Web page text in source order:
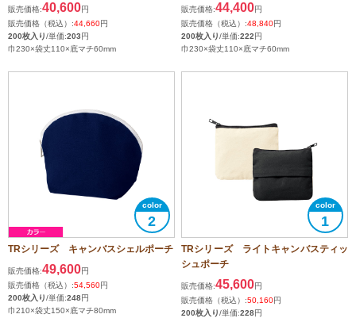
販売価格:40,600円
販売価格（税込）:44,660円
200枚入り/単価:203円
巾230×袋丈110×底マチ60mm
販売価格:44,400円
販売価格（税込）:48,840円
200枚入り/単価:222円
巾230×袋丈110×底マチ60mm
2
TRシリーズ キャンバスシェルポーチ
販売価格:49,600円
販売価格（税込）:54,560円
200枚入り/単価:248円
巾210×袋丈150×底マチ80mm
1
TRシリーズ ライトキャンバスティッ
シュポーチ
販売価格:45,600円
販売価格（税込）:50,160円
200枚入り/単価:228円